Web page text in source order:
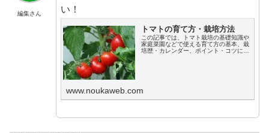
編集さん
い！
トマトの育て方・栽培方法
この記事では、トマト栽培の基礎知識や
家庭菜園などで使える育て方の基本、栽
培歴・カレンダー、ポイント・コツにつ
www.noukaweb.com